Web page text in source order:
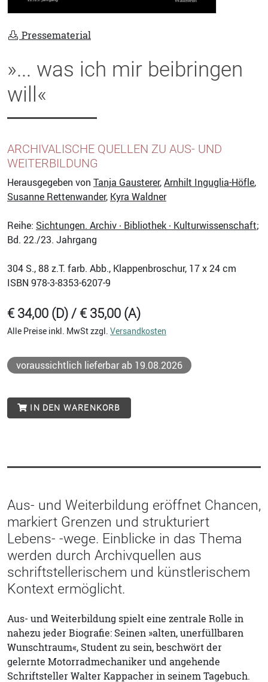
Pressematerial
»... was ich mir beibringen
will«
ARCHIVALISCHE QUELLEN ZU AUS- UND
WEITERBILDUNG
Herausgegeben von Tanja Gausterer,Arnhilt Inguglia-Höfle,
Susanne Rettenwander, Kyra Waldner
Reihe: Sichtungen. Archiv ∙ Bibliothek ∙ Kulturwissenschaft;
Bd. 22./23. Jahrgang
304 S., 88 z.T. farb. Abb., Klappenbroschur, 17 x 24 cm
ISBN 978-3-8353-6207-9
€ 34,00 (D) / € 35,00 (A)
Alle Preise inkl. MwSt zzgl. Versandkosten
voraussichtlich lieferbar ab 19.08.2026
IN DEN WARENKORB
Aus- und Weiterbildung eröffnet Chancen,
markiert Grenzen und strukturiert
Lebens- -wege. Einblicke in das Thema
werden durch Archivquellen aus
schriftstellerischem und künstlerischem
Kontext ermöglicht.
Aus- und Weiterbildung spielt eine zentrale Rolle in
nahezu jeder Biografie: Seinen »alten, unerfüllbaren
Wunschtraum«, Student zu sein, beschwört der
gelernte Motorradmechaniker und angehende
Schriftsteller Walter Kappacher in seinem Tagebuch.